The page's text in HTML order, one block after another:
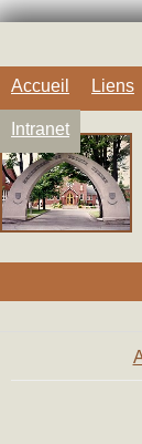
Accueil Liens
Intranet
Vous êtes